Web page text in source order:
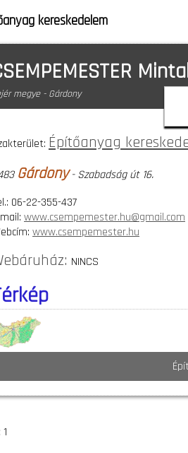
kereskedelem
megye - Gárdony
Építőanyag
Gárdony- Szabadság út 16.
06-22-355-437
www.csempemester.hu@gmail.com
www.csempemester.hu
NINCS